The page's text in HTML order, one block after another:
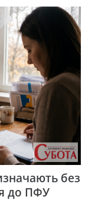
без
до ПФУ